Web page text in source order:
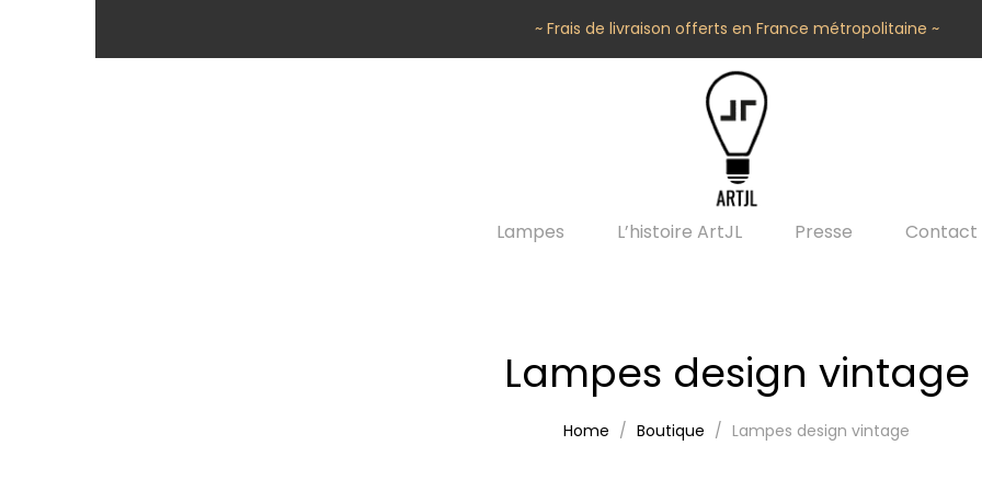
~ Frais de livraison offerts en France métropolitaine ~
Lampes L’histoire ArtJL Presse Contact
Lampes design vintage
Home Boutique Lampes design vintage